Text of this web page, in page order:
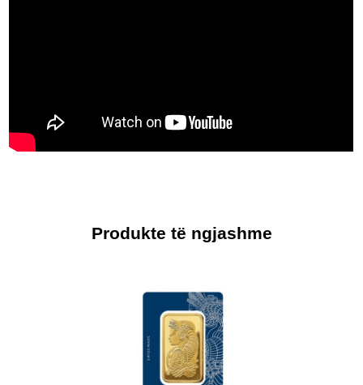
Produkte të ngjashme